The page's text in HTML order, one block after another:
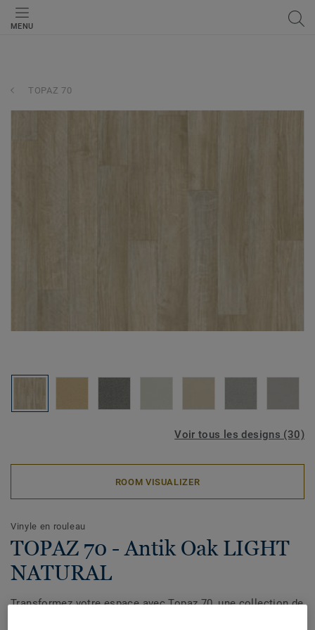
MENU
TOPAZ 70
Voir tous les designs (30)
ROOM VISUALIZER
Vinyle en rouleau
TOPAZ 70 - Antik Oak LIGHT
NATURAL
Transformez votre espace avec Topaz 70, une collection de